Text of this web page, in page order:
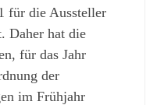
für die Aussteller
Daher hat die
für das Jahr
der
im Frühjahr